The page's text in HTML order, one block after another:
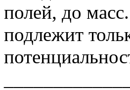
полей, до
подлежит